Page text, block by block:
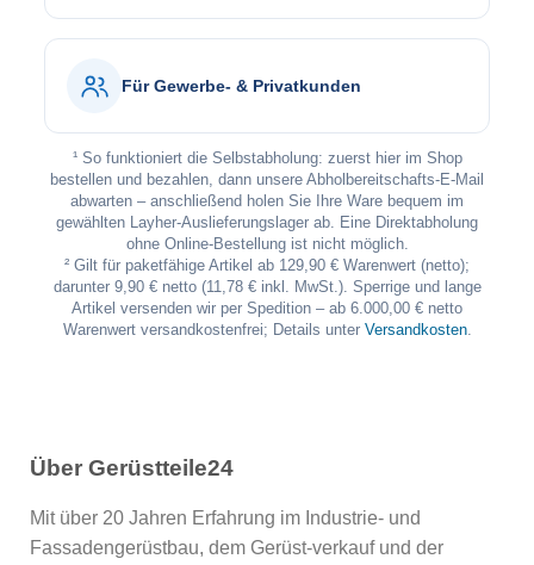
Für Gewerbe- & Privatkunden
¹ So funktioniert die Selbstabholung: zuerst hier im Shop
bestellen und bezahlen, dann unsere Abholbereitschafts-E-Mail
abwarten – anschließend holen Sie Ihre Ware bequem im
gewählten Layher-Auslieferungslager ab. Eine Direktabholung
ohne Online-Bestellung ist nicht möglich.
² Gilt für paketfähige Artikel ab 129,90 € Warenwert (netto);
darunter 9,90 € netto (11,78 € inkl. MwSt.). Sperrige und lange
Artikel versenden wir per Spedition – ab 6.000,00 € netto
Warenwert versandkostenfrei; Details unter Versandkosten.
Über Gerüstteile24
Mit über 20 Jahren Erfahrung im Industrie- und
Fassadengerüstbau, dem Gerüst-verkauf und der